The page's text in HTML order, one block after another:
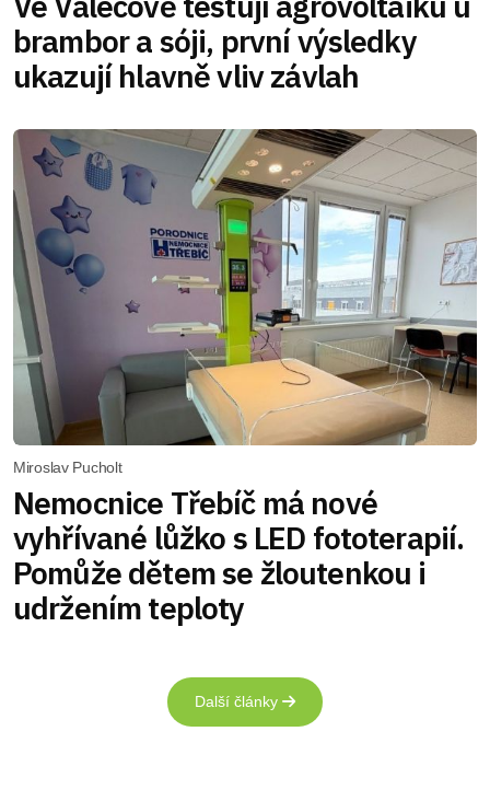
brambor a sóji, první výsledky
ukazují hlavně vliv závlah
Miroslav Pucholt
Nemocnice Třebíč má nové
vyhřívané lůžko s LED fototerapií.
Pomůže dětem se žloutenkou i
udržením teploty
Další články